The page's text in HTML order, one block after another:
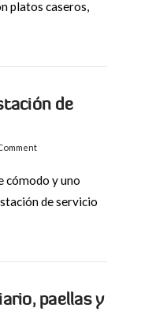
platos caseros,
de
cómodo y uno
de servicio
paellas y